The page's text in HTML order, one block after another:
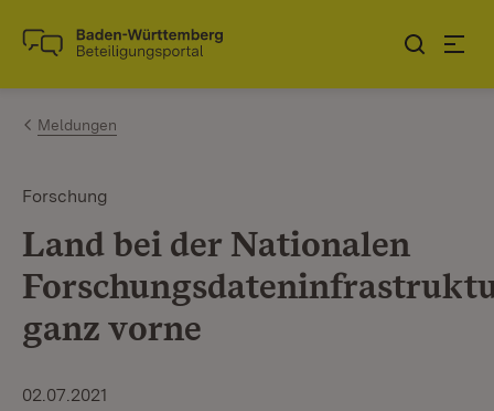
Zum Inhalt springen
Link zur Startseite
Meldungen
Forschung
Land bei der Nationalen
ganz vorne
02.07.2021